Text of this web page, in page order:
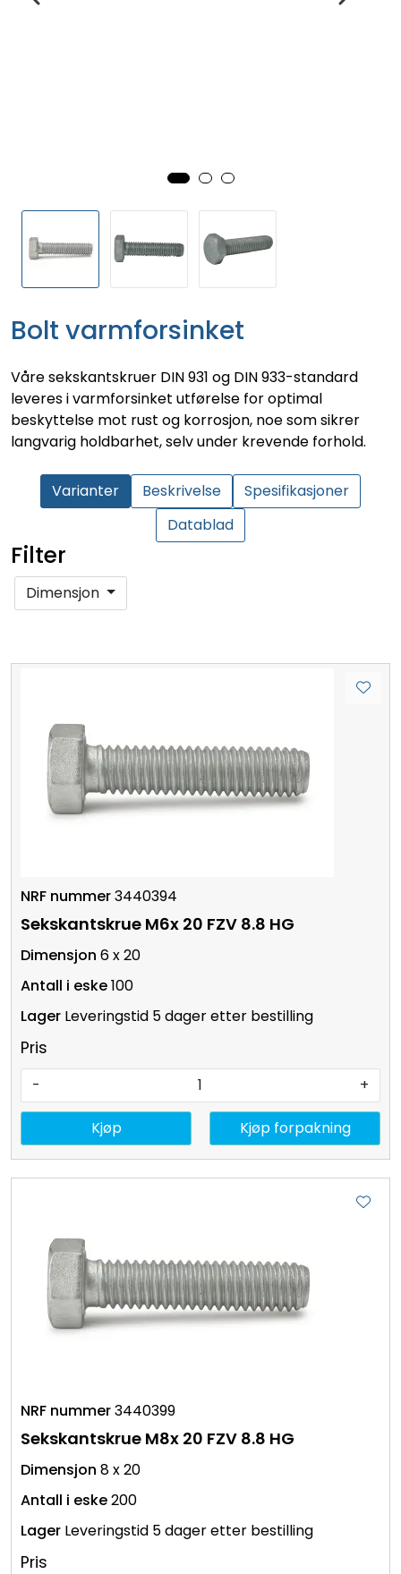
Bolt varmforsinket
Våre sekskantskruer DIN 931 og DIN 933-standard
leveres i varmforsinket utførelse for optimal
beskyttelse mot rust og korrosjon, noe som sikrer
langvarig holdbarhet, selv under krevende forhold.
Varianter Beskrivelse
Spesifikasjoner
Datablad
Filter
Dimensjon
3440394
Sekskantskrue M6x 20 FZV 8.8 HG
6 x 20
100
Leveringstid 5 dager etter bestilling
Pris
- +
Kjøp Kjøp forpakning
3440399
Sekskantskrue M8x 20 FZV 8.8 HG
8 x 20
200
Leveringstid 5 dager etter bestilling
Pris